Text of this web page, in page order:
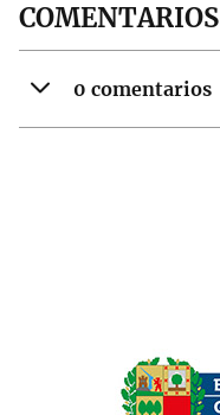
COMENTARIOS
0 comentarios